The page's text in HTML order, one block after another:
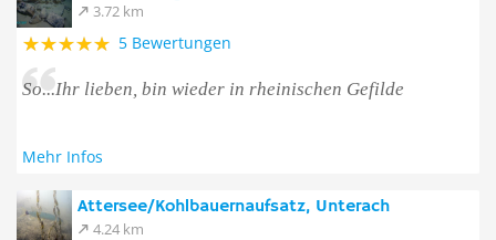
3.72 km
5 Bewertungen
So...Ihr lieben, bin wieder in rheinischen Gefilde
Mehr Infos
Attersee/Kohlbauernaufsatz, Unterach
4.24 km